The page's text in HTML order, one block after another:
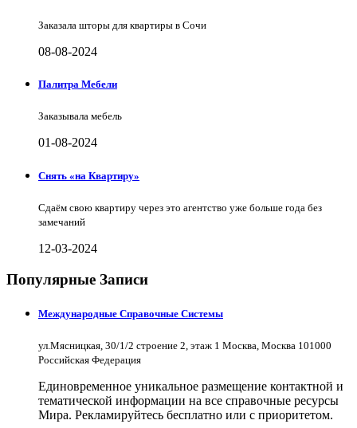
Заказала шторы для квартиры в Сочи
08-08-2024
Палитра Мебели
Заказывала мебель
01-08-2024
Снять «на Квартиру»
Сдаём свою квартиру через это агентство уже больше года без
замечаний
12-03-2024
Популярные Записи
Международные Справочные Системы
ул.Мясницкая, 30/1/2 строение 2, этаж 1 Москва, Москва 101000
Российская Федерация
Единовременное уникальное размещение контактной и
тематической информации на все справочные ресурсы
Мира. Рекламируйтесь бесплатно или с приоритетом.